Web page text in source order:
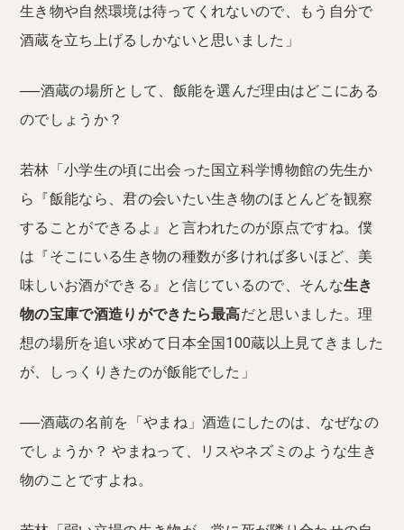
生き物や自然環境は待ってくれないので、もう自分で
酒蔵を立ち上げるしかないと思いました」
──酒蔵の場所として、飯能を選んだ理由はどこにある
のでしょうか？
若林「小学生の頃に出会った国立科学博物館の先生か
ら『飯能なら、君の会いたい生き物のほとんどを観察
することができるよ』と言われたのが原点ですね。僕
は『そこにいる生き物の種数が多ければ多いほど、美
味しいお酒ができる』と信じているので、そんな生き
物の宝庫で酒造りができたら最高だと思いました。理
想の場所を追い求めて日本全国100蔵以上見てきました
が、しっくりきたのが飯能でした」
──酒蔵の名前を「やまね」酒造にしたのは、なぜなの
でしょうか？ やまねって、リスやネズミのような生き
物のことですよね。